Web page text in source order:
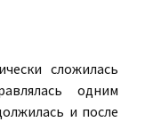
сложилась
одним
и после